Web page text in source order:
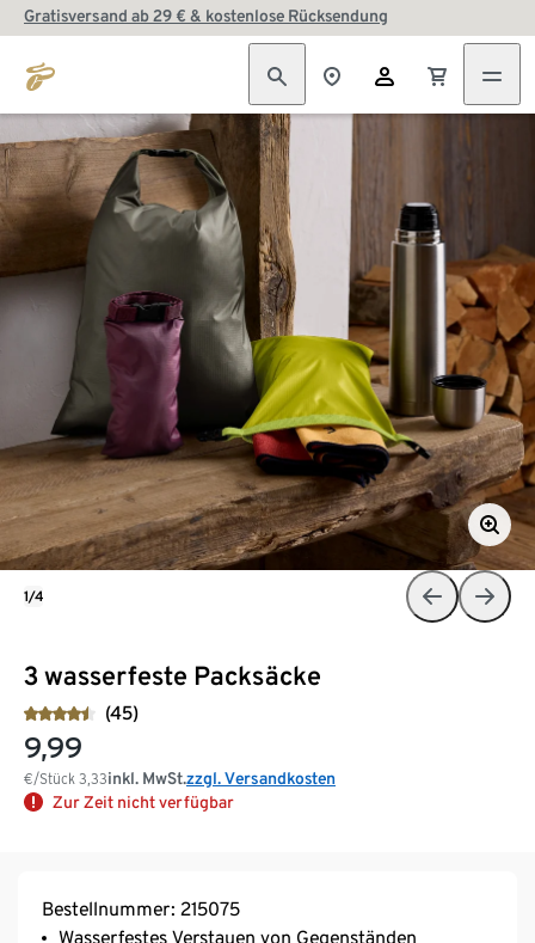
Gratisversand ab 29 € & kostenlose Rücksendung
3 wasserfeste Packsäcke
(45)
9,99
€/Stück 3,33inkl. MwSt.zzgl. Versandkosten
Zur Zeit nicht verfügbar
1/4
Bestellnummer: 215075
Wasserfestes Verstauen von Gegenständen